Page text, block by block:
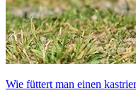
Wie füttert man einen